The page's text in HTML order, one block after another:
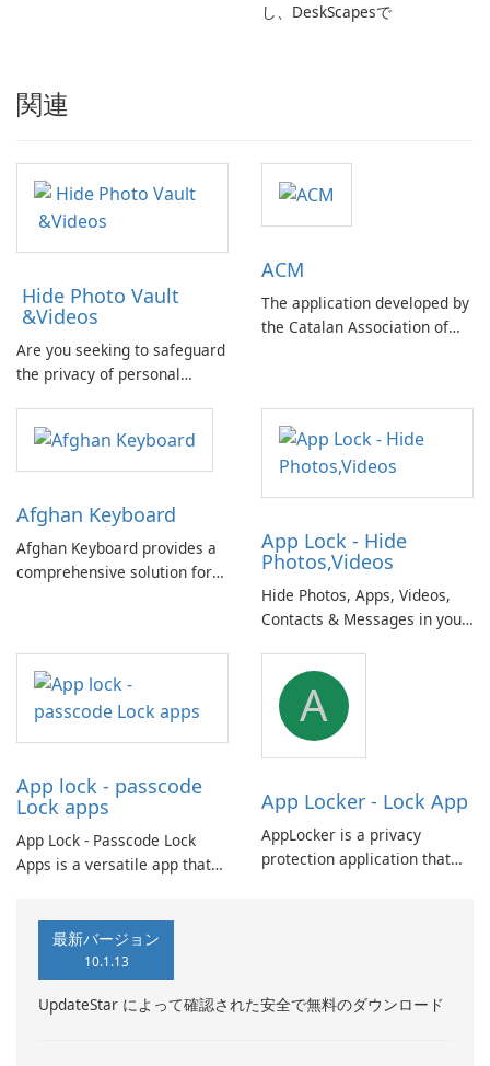
し、DeskScapesで
関連
Hide Photo Vault
&Videos
Are you seeking to safeguard
the privacy of personal
mobile device? Concerned
about potential data
breaches in case of a lost
private information?
ACM
The application developed by
the Catalan Association of
basic information on Catalan
public administrations.
Afghan Keyboard
Afghan Keyboard provides a
comprehensive solution for
including native numbers and
symbols.
App Lock - Hide
Photos,Videos
Hide Photos, Apps, Videos,
Contacts & Messages in your
comprehensive and secure
solution for protecting your
privacy: photos, videos, apps,
and messages.
App lock - passcode
Lock apps
App Lock - Passcode Lock
Apps is a versatile app that
icons and names, allowing
you to set passwords for
unlocking apps.
A
App Locker - Lock App
AppLocker is a privacy
protection application that
protect your personal
最新バージョン
10.1.13
UpdateStar によって確認された安全で無料のダウンロード